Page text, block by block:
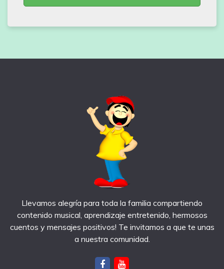
Llevamos alegría para toda la familia compartiendo
contenido musical, aprendizaje entretenido, hermosos
cuentos y mensajes positivos! Te invitamos a que te unas
a nuestra comunidad.